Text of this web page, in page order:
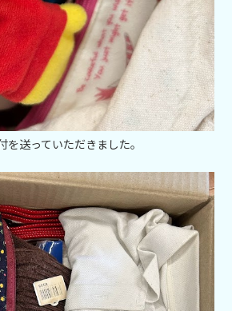
送っていただきました。